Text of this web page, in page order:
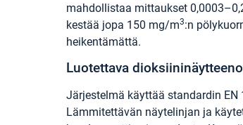
mahdollistaa mittaukset
kestää jopa 150 mg/m3:n
heikentämättä.
Luotettava
Järjestelmä käyttää standardin
Lämmitettävän näytelinjan ja